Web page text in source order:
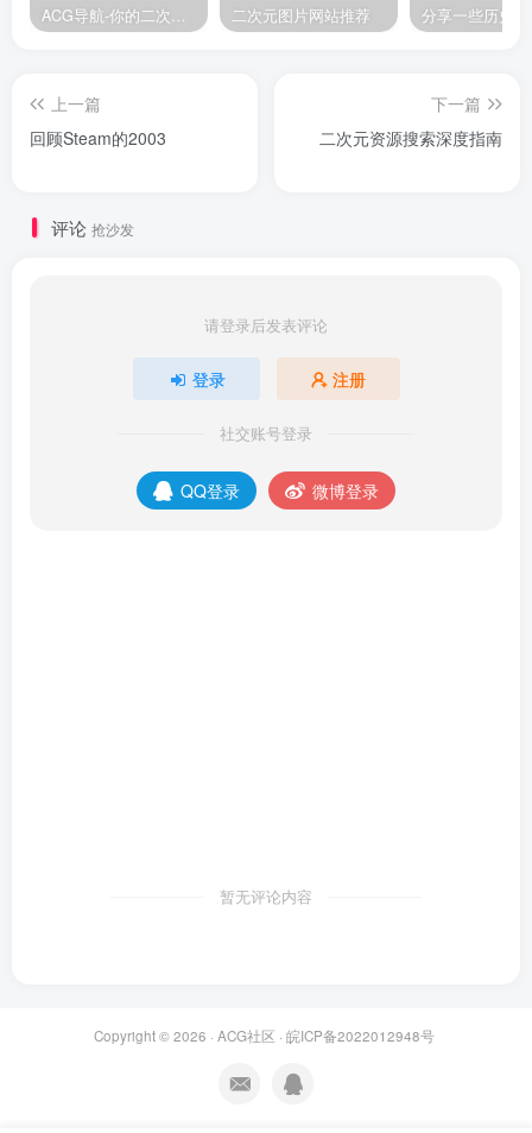
ACG导航-你的二次元导航姬！ 二次元图片网站推荐
上一篇
回顾Steam的2003
下一篇
二次元资源搜索深度指南
评论 抢沙发
请登录后发表评论
登录 注册
社交账号登录
QQ登录 微博登录
暂无评论内容
Copyright © 2026 · ACG社区 · 皖ICP备2022012948号